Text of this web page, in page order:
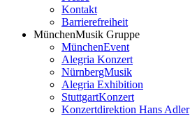
Kontakt
Barrierefreiheit
MünchenMusik Gruppe
MünchenEvent
Alegria Konzert
NürnbergMusik
Alegria Exhibition
StuttgartKonzert
Konzertdirektion Hans Adler